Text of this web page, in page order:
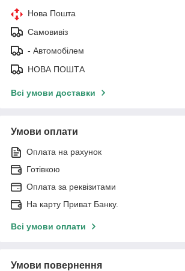
Нова Пошта
Самовивіз
- Автомобілем
НОВА ПОШТА
Всі умови доставки
Умови оплати
Оплата на рахунок
Готівкою
Оплата за реквізитами
На карту Приват Банку.
Всі умови оплати
Умови повернення